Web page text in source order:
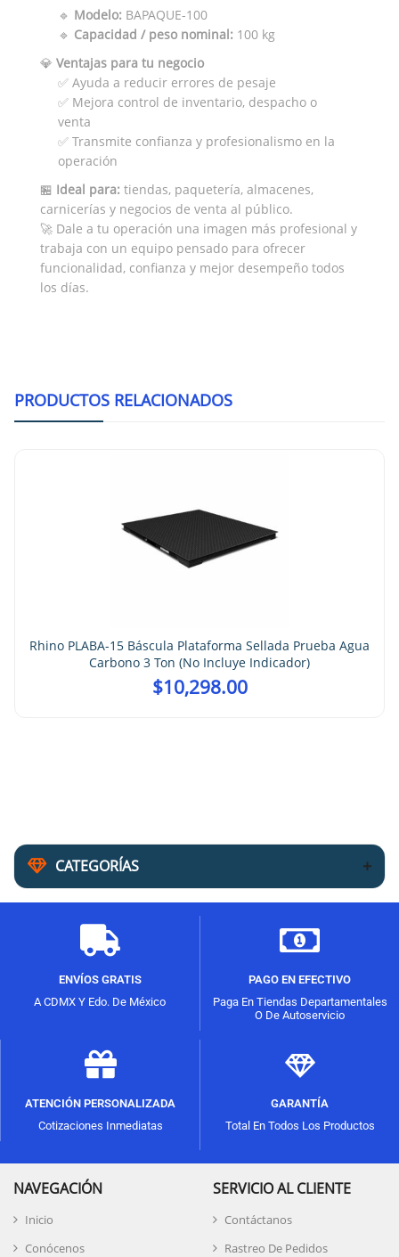
CATEGORÍAS
🔹 Modelo: BAPAQUE-100
🔹 Capacidad / peso nominal: 100 kg
💎 Ventajas para tu negocio
✅ Ayuda a reducir errores de pesaje
✅ Mejora control de inventario, despacho o
venta
✅ Transmite confianza y profesionalismo en la
operación
🏪 Ideal para: tiendas, paquetería, almacenes,
carnicerías y negocios de venta al público.
🚀 Dale a tu operación una imagen más profesional y
trabaja con un equipo pensado para ofrecer
funcionalidad, confianza y mejor desempeño todos
los días.
PRODUCTOS RELACIONADOS
Rhino PLABA-15 Báscula Plataforma Sellada Prueba Agua
Carbono 3 Ton (no Incluye Indicador)
$10,298.00
ENVÍOS GRATIS
A CDMX Y Edo. De México
PAGO EN EFECTIVO
Paga En Tiendas Departamentales
O De Autoservicio
ATENCIÓN PERSONALIZADA
Cotizaciones Inmediatas
GARANTÍA
Total En Todos Los Productos
NAVEGACIÓN
Inicio
Conócenos
SERVICIO AL CLIENTE
Contáctanos
Rastreo De Pedidos